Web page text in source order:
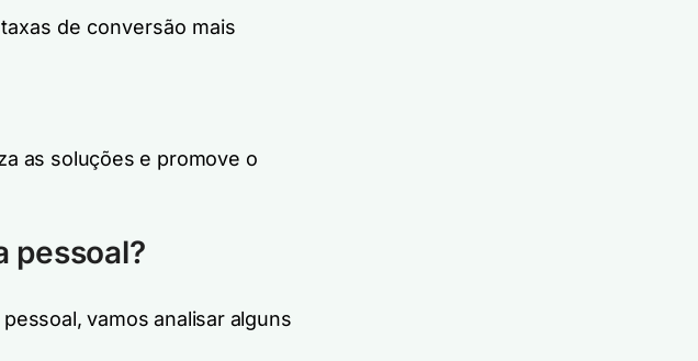
de conversão mais
as soluções e promove o
pessoal?
vamos analisar alguns